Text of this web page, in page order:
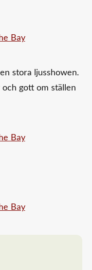
stora ljusshowen.
gott om ställen